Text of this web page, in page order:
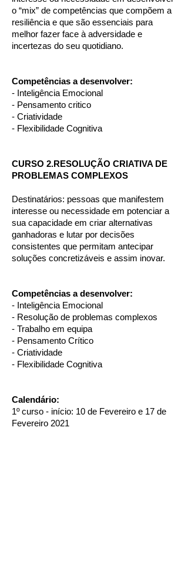
o “mix” de competências que compõem a
resiliência e que são essenciais para
melhor fazer face à adversidade e
incertezas do seu quotidiano.
Competências a desenvolver:
- Inteligência Emocional
- Pensamento critico
- Criatividade
- Flexibilidade Cognitiva
CURSO 2.RESOLUÇÃO CRIATIVA DE
PROBLEMAS COMPLEXOS
Destinatários: pessoas que manifestem
interesse ou necessidade em potenciar a
sua capacidade em criar alternativas
ganhadoras e lutar por decisões
consistentes que permitam antecipar
soluções concretizáveis e assim inovar.
Competências a desenvolver:
- Inteligência Emocional
- Resolução de problemas complexos
- Trabalho em equipa
- Pensamento Crítico
- Criatividade
- Flexibilidade Cognitiva
Calendário:
1º curso - início: 10 de Fevereiro e 17 de
Fevereiro 2021